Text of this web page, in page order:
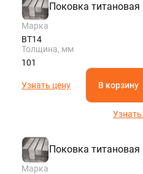
Поковка титановая
Марка
ВТ14
Толщина, мм
101
Узнать цену В корзину
Узнать
Поковка титановая
Марка